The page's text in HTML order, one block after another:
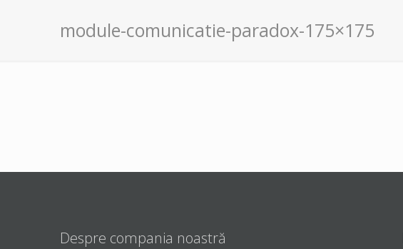
module-comunicatie-paradox-175×175
Despre compania noastră